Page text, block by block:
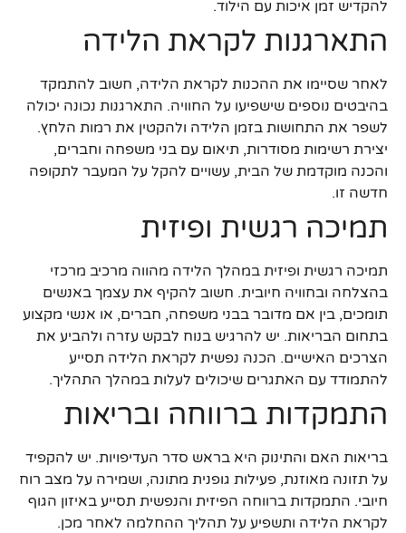
להקדיש זמן איכות עם הילוד.
התארגנות לקראת הלידה
לאחר שסיימו את ההכנות לקראת הלידה, חשוב להתמקד
בהיבטים נוספים שישפיעו על החוויה. התארגנות נכונה יכולה
לשפר את התחושות בזמן הלידה ולהקטין את רמות הלחץ.
יצירת רשימות מסודרות, תיאום עם בני משפחה וחברים,
והכנה מוקדמת של הבית, עשויים להקל על המעבר לתקופה
חדשה זו.
תמיכה רגשית ופיזית
תמיכה רגשית ופיזית במהלך הלידה מהווה מרכיב מרכזי
בהצלחה ובחוויה חיובית. חשוב להקיף את עצמך באנשים
תומכים, בין אם מדובר בבני משפחה, חברים, או אנשי מקצוע
בתחום הבריאות. יש להרגיש בנוח לבקש עזרה ולהביע את
הצרכים האישיים. הכנה נפשית לקראת הלידה תסייע
להתמודד עם האתגרים שיכולים לעלות במהלך התהליך.
התמקדות ברווחה ובריאות
בריאות האם והתינוק היא בראש סדר העדיפויות. יש להקפיד
על תזונה מאוזנת, פעילות גופנית מתונה, ושמירה על מצב רוח
חיובי. התמקדות ברווחה הפיזית והנפשית תסייע באיזון הגוף
לקראת הלידה ותשפיע על תהליך ההחלמה לאחר מכן.